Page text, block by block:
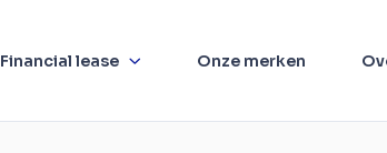
Financial lease Onze merken